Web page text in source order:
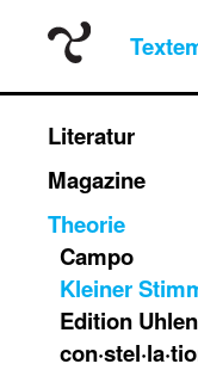
Literatur
Magazine
Theorie
Campo
Kleiner
Edition